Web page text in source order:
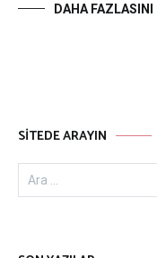
DAHA FAZLASINI
SITEDE ARAYIN
Arama: